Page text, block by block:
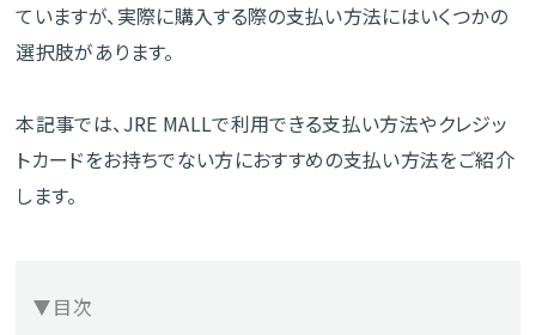
ていますが、実際に購入する際の支払い方法にはいくつかの
選択肢があります。
本記事では、JRE MALLで利用できる支払い方法やクレジッ
トカードをお持ちでない方におすすめの支払い方法をご紹介
します。
目次